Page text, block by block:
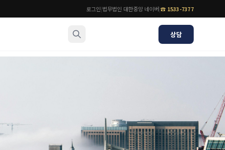
로그인|법무법인 대한중앙 네이버|☎ 1533-7377
상담
법률 블로그
법률서식
뉴스레터/브로슈어